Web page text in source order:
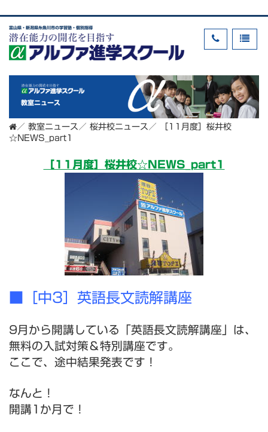
富山県・新潟県糸魚川市の学習塾・個別指導
教室ニュース
／ 教室ニュース ／ 桜井校ニュース ／
［11月度］桜井校
☆NEWS_part1
［11月度］桜井校☆NEWS_part1
■［中3］英語長文読解講座
9月から開講している「英語長文読解講座」は、
無料の入試対策＆特別講座です。
ここで、途中結果発表です！
なんと！
開講1か月で！